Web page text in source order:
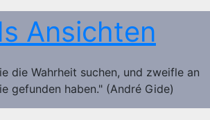
Ansichten
die Wahrheit suchen, und zweifle an
gefunden haben." (André Gide)